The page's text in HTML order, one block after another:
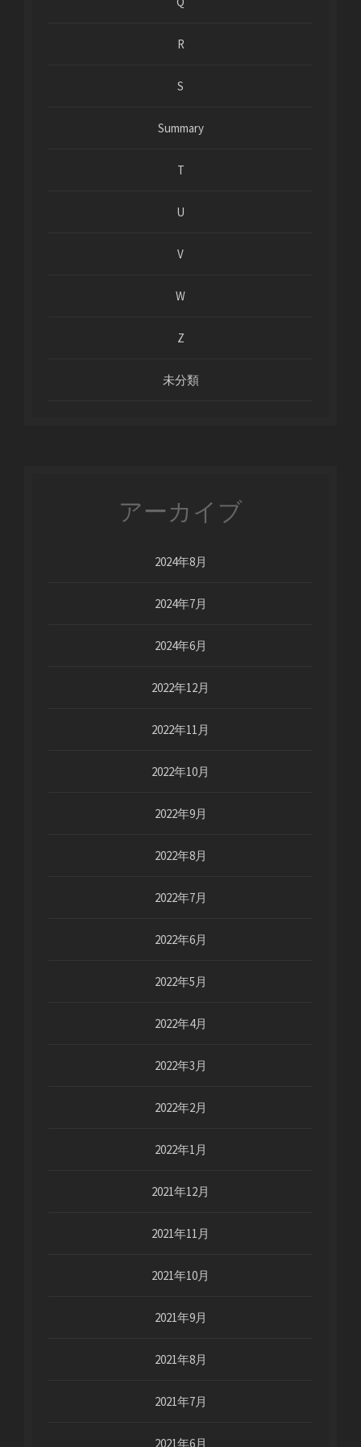
R
S
Summary
T
U
V
W
Z
未分類
アーカイブ
2024年8月
2024年7月
2024年6月
2022年12月
2022年11月
2022年10月
2022年9月
2022年8月
2022年7月
2022年6月
2022年5月
2022年4月
2022年3月
2022年2月
2022年1月
2021年12月
2021年11月
2021年10月
2021年9月
2021年8月
2021年7月
2021年6月